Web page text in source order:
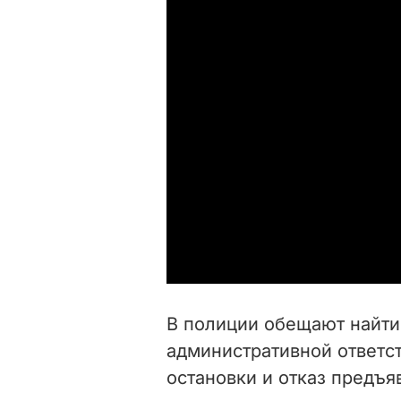
В полиции обещают
административной
остановки и отказ